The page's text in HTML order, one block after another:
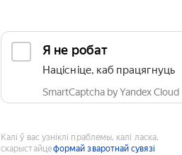
Я не робат
Націсніце, каб працягнуць
SmartCaptcha by Yandex Cloud
Калі ў вас узніклі праблемы, калі ласка,
скарыстайцеформай зваротнай сувязі